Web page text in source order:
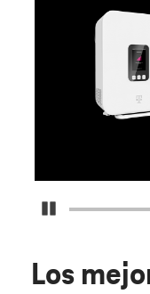
Detener
Los